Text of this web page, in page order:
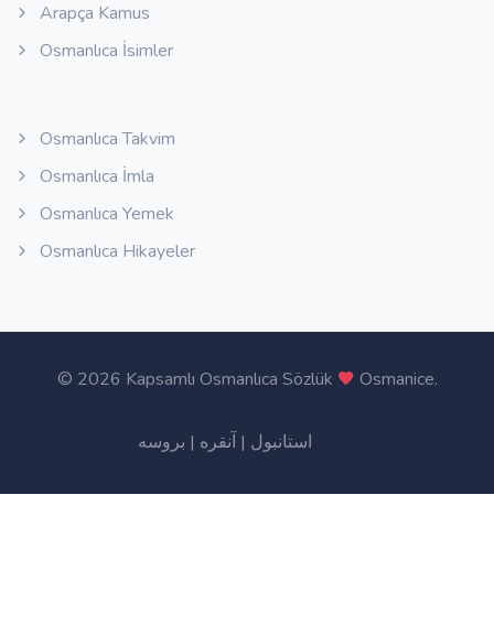
Arapça Kamus
Osmanlıca İsimler
Osmanlıca Takvim
Osmanlıca İmla
Osmanlıca Yemek
Osmanlıca Hikayeler
© 2026 Kapsamlı Osmanlıca Sözlük Osmanice.
استانبول | آنقره | بروسه